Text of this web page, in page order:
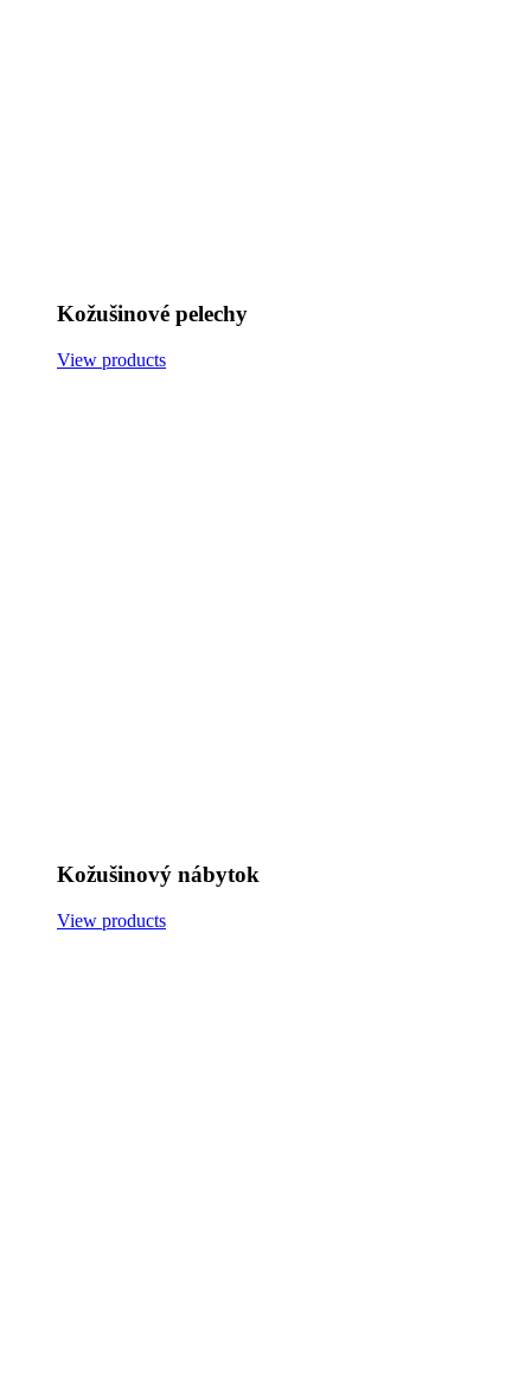
Kožušinové pelechy
View products
Kožušinový nábytok
View products